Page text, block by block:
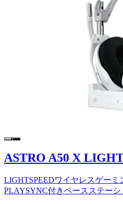
ASTRO A50 X
LIGHTSPEEDワイヤレスゲーミ
PLAYSYNC付きベースステーシ